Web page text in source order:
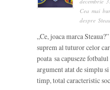
Cea mai
despre
„Ce, joaca marca
suprem al tuturor celor
poata sa capuseze
argument atat de simplu
timp, total caracteristic